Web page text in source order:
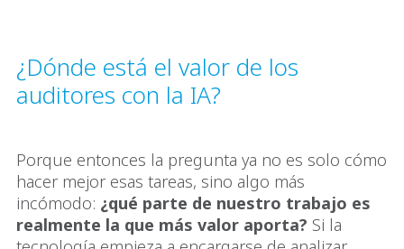
¿Dónde está el valor de los
auditores con la IA?
Porque entonces la pregunta ya no es solo cómo
hacer mejor esas tareas, sino algo más
incómodo: ¿qué parte de nuestro trabajo es
realmente la que más valor aporta? Si la